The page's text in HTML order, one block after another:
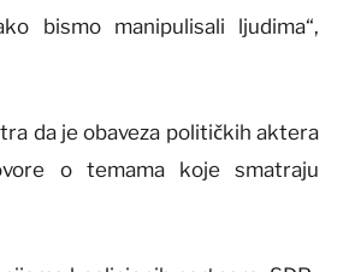
bismo manipulisali ljudima“,
da je obaveza političkih aktera
o temama koje smatraju